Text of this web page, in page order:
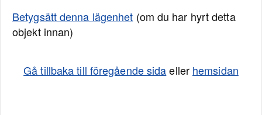
Betygsätt denna lägenhet (om du har hyrt detta
objekt innan)
Gå tillbaka till föregående sidaeller hemsidan